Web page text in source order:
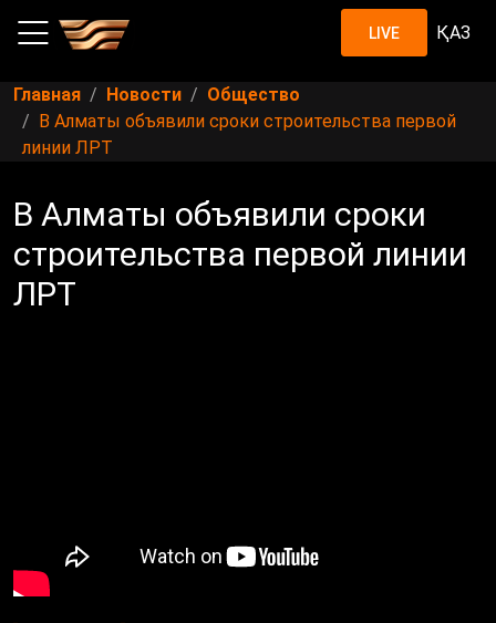
LIVE ҚАЗ
Главная Новости
Общество
В Алматы объявили сроки строительства первой
линии ЛРТ
В Алматы объявили сроки
строительства первой линии
ЛРТ